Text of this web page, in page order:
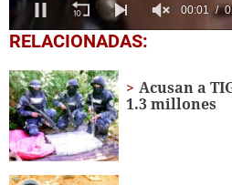
0
of
minute,
32
seconds
00:02
RELACIONADAS:
Acusan a
1.3 millones